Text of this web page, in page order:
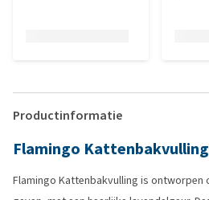
Productinformatie
Flamingo
Flamingo Kattenbakvulling is ontworpen